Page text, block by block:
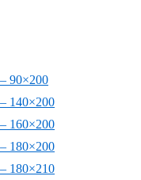
90×200
140×200
160×200
180×200
180×210